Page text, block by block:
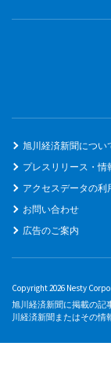
旭川経済新聞につい
プレスリリース・情
アクセスデータの利
お問い合わせ
広告のご案内
Copyright 2026 Nesty
旭川経済新聞に掲載の記
川経済新聞またはその情